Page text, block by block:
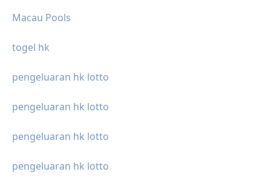
Macau Pools
togel hk
pengeluaran hk lotto
pengeluaran hk lotto
pengeluaran hk lotto
pengeluaran hk lotto